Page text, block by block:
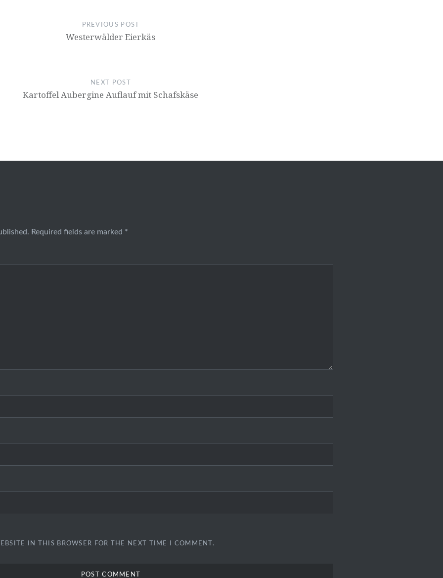
PREVIOUS POST
Westerwälder Eierkäs
NEXT POST
Kartoffel Aubergine Auflauf mit Schafskäse
Required fields are marked *
IN THIS BROWSER FOR THE NEXT TIME I COMMENT.